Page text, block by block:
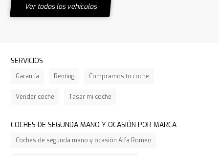
Ver todos los vehículos
SERVICIOS
Garantía Renting Compramos tu coche
Vender coche Tasar mi coche
COCHES DE SEGUNDA MANO Y OCASIÓN POR MARCA
Coches de segunda mano y ocasión Alfa Romeo